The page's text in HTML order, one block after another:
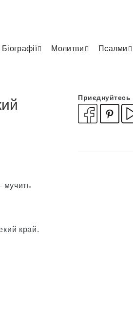
Біографії Молитви Псалми
мучить
край.
Приєднуйтесь